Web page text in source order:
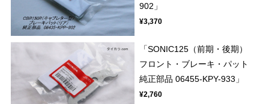
902」
¥3,370
「SONIC125（前期・後期）
フロント・ブレーキ・パット
純正部品 06455-KPY-933」
¥2,760